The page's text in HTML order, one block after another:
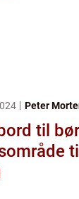
Peter
til